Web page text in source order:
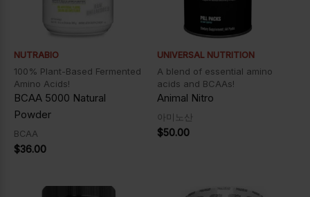
NUTRABIO
100% Plant-Based Fermented
Amino Acids!
BCAA 5000 Natural
Powder
BCAA
$36.00
UNIVERSAL NUTRITION
A blend of essential amino
acids and BCAAs!
Animal Nitro
아미노산
$50.00